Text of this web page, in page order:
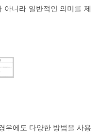
니라 일반적인 의미를 제
우에도 다양한 방법을 사용